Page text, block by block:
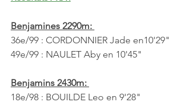
Benjamines 2290m:
36e/99 : CORDONNIER Jade en10'29"
49e/99 : NAULET Aby en 10'45"
Benjamins 2430m:
18e/98 : BOUILDE Leo en 9'28"